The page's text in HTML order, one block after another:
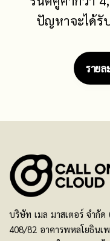
ปัญหาจะได้รั
รายล
บริษัท เมล มาสเตอร์ จำกั
408/82 อาคารพหลโยธิน